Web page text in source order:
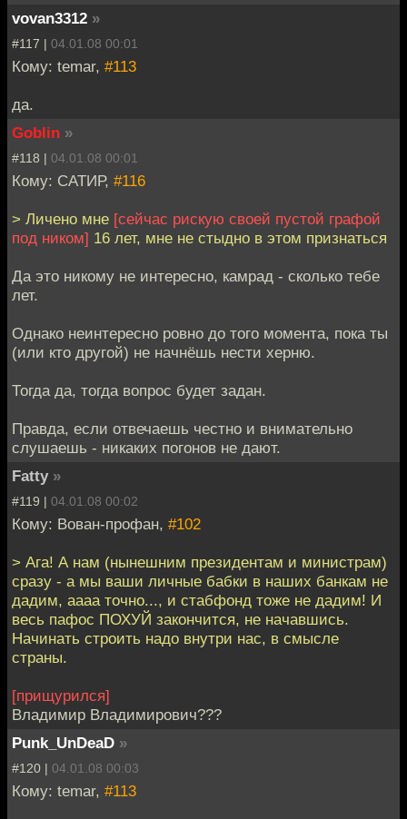
vovan3312 »
#117 | 04.01.08 00:01
Кому: temar, #113
да.
Goblin »
#118 | 04.01.08 00:01
Кому: САТИР, #116
> Личено мне [сейчас рискую своей пустой графой
под ником] 16 лет, мне не стыдно в этом признаться
Да это никому не интересно, камрад - сколько тебе
лет.
Однако неинтересно ровно до того момента, пока ты
(или кто другой) не начнёшь нести херню.
Тогда да, тогда вопрос будет задан.
Правда, если отвечаешь честно и внимательно
слушаешь - никаких погонов не дают.
Fatty »
#119 | 04.01.08 00:02
Кому: Вован-профан, #102
> Ага! А нам (нынешним президентам и министрам)
сразу - а мы ваши личные бабки в наших банкам не
дадим, аааа точно..., и стабфонд тоже не дадим! И
весь пафос ПОХУЙ закончится, не начавшись.
Начинать строить надо внутри нас, в смысле
страны.
[прищурился]
Владимир Владимирович???
Punk_UnDeaD »
#120 | 04.01.08 00:03
Кому: temar, #113